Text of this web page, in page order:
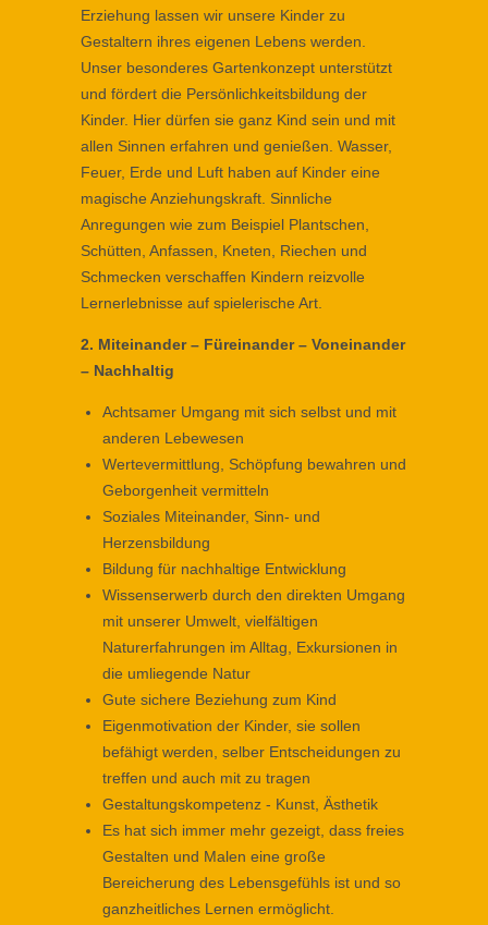
Erziehung lassen wir unsere Kinder zu
Gestaltern ihres eigenen Lebens werden.
Unser besonderes Gartenkonzept unterstützt
und fördert die Persönlichkeitsbildung der
Kinder. Hier dürfen sie ganz Kind sein und mit
allen Sinnen erfahren und genießen. Wasser,
Feuer, Erde und Luft haben auf Kinder eine
magische Anziehungskraft. Sinnliche
Anregungen wie zum Beispiel Plantschen,
Schütten, Anfassen, Kneten, Riechen und
Schmecken verschaffen Kindern reizvolle
Lernerlebnisse auf spielerische Art.
2. Miteinander – Füreinander – Voneinander
– Nachhaltig
Achtsamer Umgang mit sich selbst und mit
anderen Lebewesen
Wertevermittlung, Schöpfung bewahren und
Geborgenheit vermitteln
Soziales Miteinander, Sinn- und
Herzensbildung
Bildung für nachhaltige Entwicklung
Wissenserwerb durch den direkten Umgang
mit unserer Umwelt, vielfältigen
Naturerfahrungen im Alltag, Exkursionen in
die umliegende Natur
Gute sichere Beziehung zum Kind
Eigenmotivation der Kinder, sie sollen
befähigt werden, selber Entscheidungen zu
treffen und auch mit zu tragen
Gestaltungskompetenz - Kunst, Ästhetik
Es hat sich immer mehr gezeigt, dass freies
Gestalten und Malen eine große
Bereicherung des Lebensgefühls ist und so
ganzheitliches Lernen ermöglicht.